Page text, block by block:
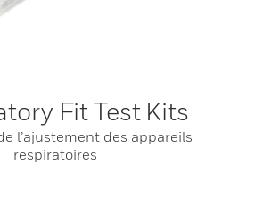
Fit Test Kits
l’ajustement des appareils
respiratoires